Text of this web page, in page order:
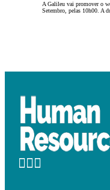
A Galileu vai promover o
Setembro, pelas 10h00. A